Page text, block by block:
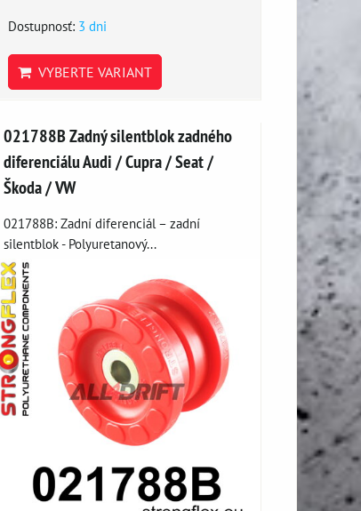
Dostupnosť: 3 dni
VYBERTE VARIANT
021788B Zadný silentblok zadného
diferenciálu Audi / Cupra / Seat /
Škoda / VW
021788B: Zadní diferenciál – zadní
silentblok - Polyuretanový...